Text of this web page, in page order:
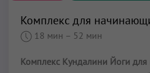
Комплекс для
18 мин – 52 мин
Комплекс Кундалини Йоги